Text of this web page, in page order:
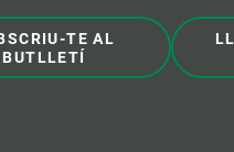
TE AL
BUTLLETÍ